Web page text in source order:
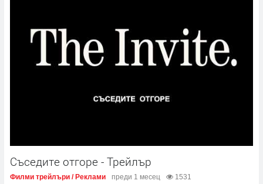
Съседите отгоре - Трейлър
Филми трейлъри / Реклами преди 1 месец 1531